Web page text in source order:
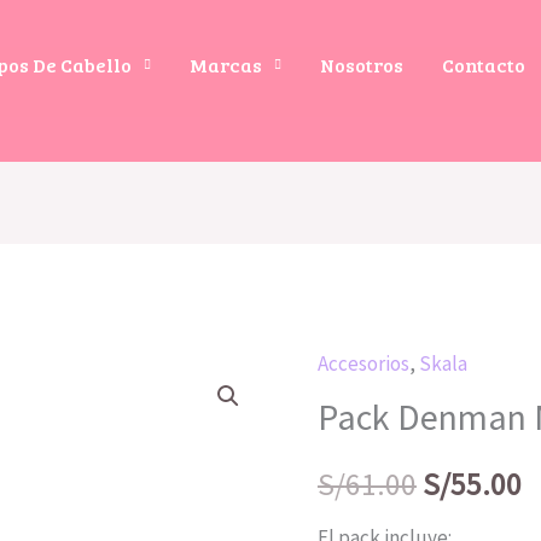
De Cabello Marcas Nosotros Contacto
Accesorios, Skala
Pack Denman
S/61.00
El
precio
original
S/55.00